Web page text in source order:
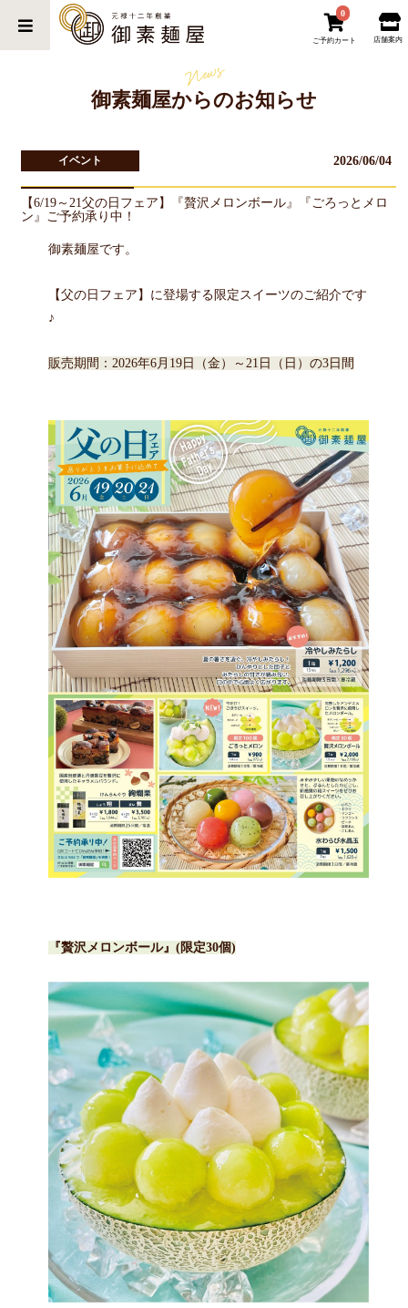
0
ご予約カート 店舗案内
News
御素麺屋からのお知らせ
イベント 2026/06/04
【6/19～21父の日フェア】『贅沢メロンボール』『ごろっとメロ
ン』ご予約承り中！
御素麺屋です。
【父の日フェア】に登場する限定スイーツのご紹介です
♪
販売期間：2026年6月19日（金）～21日（日）の3日間
『贅沢メロンボール』(限定30個)